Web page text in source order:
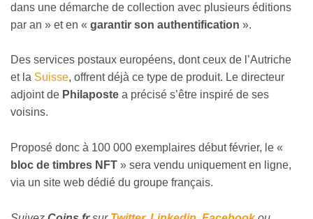
dans une démarche de collection avec plusieurs éditions
par an » et en « garantir son authentification ».
Des services postaux européens, dont ceux de l’Autriche
et la Suisse, offrent déjà ce type de produit. Le directeur
adjoint de Philaposte a précisé s’être inspiré de ses
voisins.
Proposé donc à 100 000 exemplaires début février, le «
bloc de timbres NFT » sera vendu uniquement en ligne,
via un site web dédié du groupe français.